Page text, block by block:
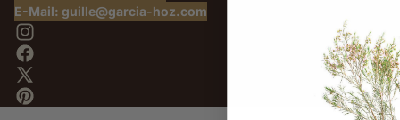
E-Mail: guille@garcia-hoz.com